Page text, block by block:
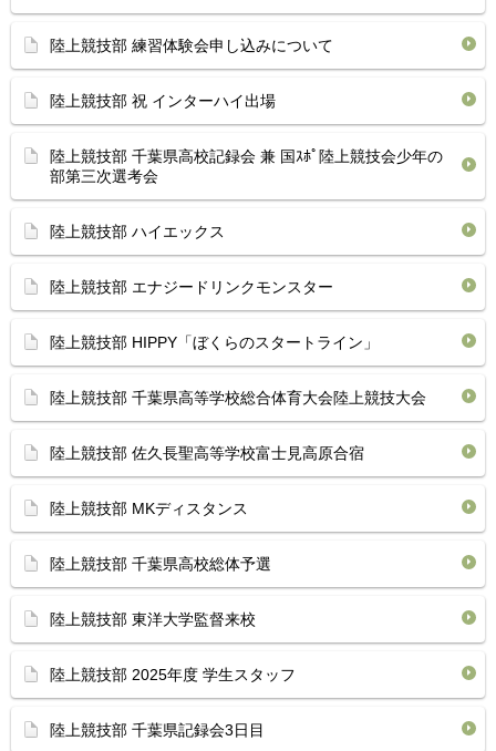
陸上競技部 練習体験会申し込みについて
陸上競技部 祝 インターハイ出場
陸上競技部 千葉県高校記録会 兼 国ｽﾎﾟ陸上競技会少年の
部第三次選考会
陸上競技部 ハイエックス
陸上競技部 エナジードリンクモンスター
陸上競技部 HIPPY「ぼくらのスタートライン」
陸上競技部 千葉県高等学校総合体育大会陸上競技大会
陸上競技部 佐久長聖高等学校富士見高原合宿
陸上競技部 MKディスタンス
陸上競技部 千葉県高校総体予選
陸上競技部 東洋大学監督来校
陸上競技部 2025年度 学生スタッフ
陸上競技部 千葉県記録会3日目